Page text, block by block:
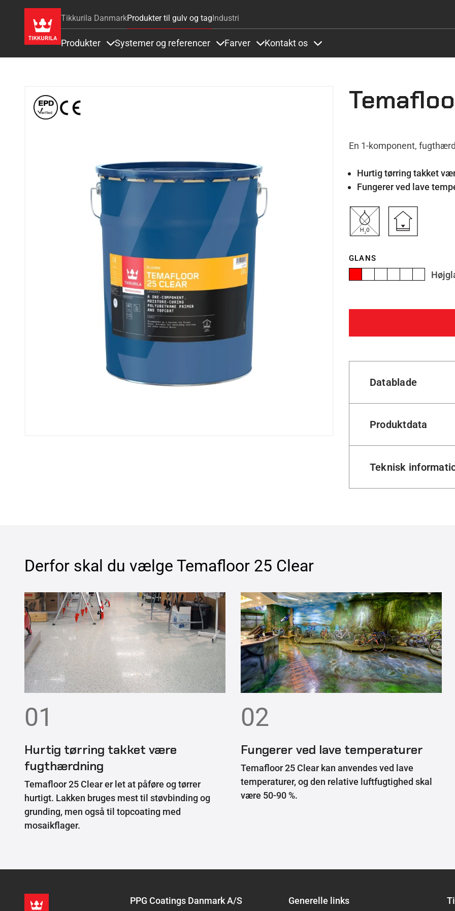
Tikkurila DanmarkProdukter til gulv og tagIndustri
Produkter Systemer og referencer Farver Kontakt os
En 1-komponent,
Hurtig tørring takket
Fungerer ved lave
GLANS
Datablade
Produktdata
Teknisk
Derfor skal du vælge Temafloor 25 Clear
01
Hurtig tørring takket være
fugthærdning
Temafloor 25 Clear er let at påføre og tørrer
hurtigt. Lakken bruges mest til støvbinding og
grunding, men også til topcoating med
mosaikflager.
02
Fungerer ved lave temperaturer
Temafloor 25 Clear kan anvendes ved lave
temperaturer, og den relative luftfugtighed skal
være 50-90 %.
PPG Coatings Danmark A/S Generelle links